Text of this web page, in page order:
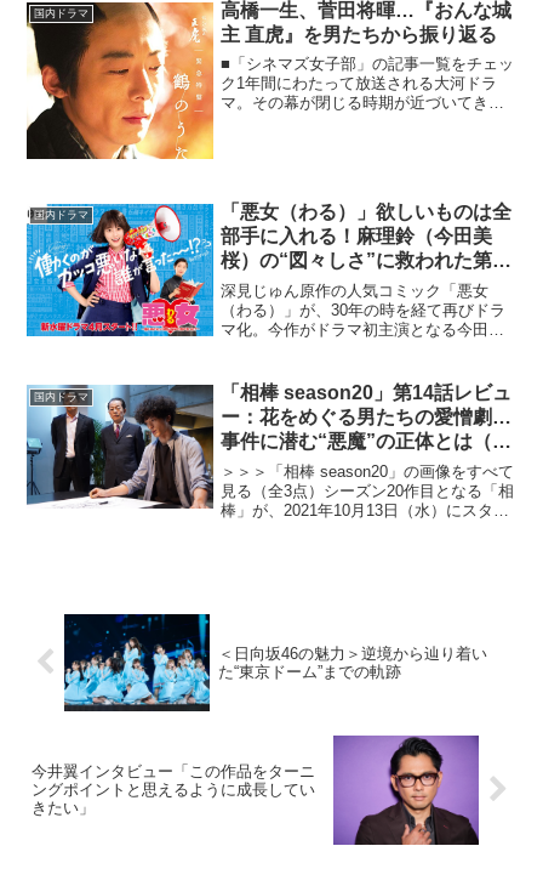
う物語だ。共演は比嘉愛未、渡部篤郎、
ソニンら。本記...
国内ドラマ
高橋一生、菅田将暉…『おんな城
主 直虎』を男たちから振り返る
■「シネマズ女子部」の記事一覧をチェッ
ク1年間にわたって放送される大河ドラ
マ。その幕が閉じる時期が近づいてきま
国内ドラマ
「悪女（わる）」欲しいものは全
部手に入れる！麻理鈴（今田美
桜）の“図々しさ”に救われた第8
話
深見じゅん原作の人気コミック「悪女
（わる）」が、30年の時を経て再びドラ
マ化。今作がドラマ初主演となる今田美
員・田中麻理鈴を演じる。共演に江口の
りこほか。本記事では、第8...
国内ドラマ
「相棒 season20」第14話レビュ
ー：花をめぐる男たちの愛憎劇…
事件に潜む“悪魔”の正体とは（※
ストーリーネタバレあり）
＞＞＞「相棒 season20」の画像をすべて
見る（全3点）シーズン20作目となる「相
棒」が、2021年10月13日（水）にスター
＜日向坂46の魅力＞逆境から辿り着い
た“東京ドーム”までの軌跡
今井翼インタビュー「この作品をターニ
ングポイントと思えるように成長してい
きたい」